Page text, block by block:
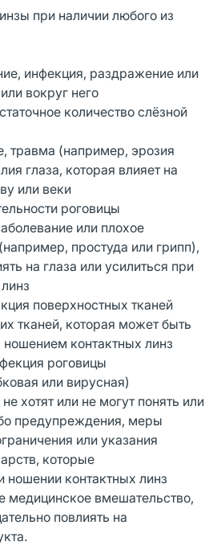
при наличии любого из
инфекция, раздражение или
вокруг него
количество слёзной
травма (например, эрозия
глаза, которая влияет на
или веки
роговицы
или плохое
простуда или грипп),
на глаза или усилиться при
поверхностных тканей
тканей, которая может быть
контактных линз
роговицы
или вирусная)
хотят или не могут понять или
предупреждения, меры
или указания
которые
ношении контактных линз
вмешательство,
повлиять на